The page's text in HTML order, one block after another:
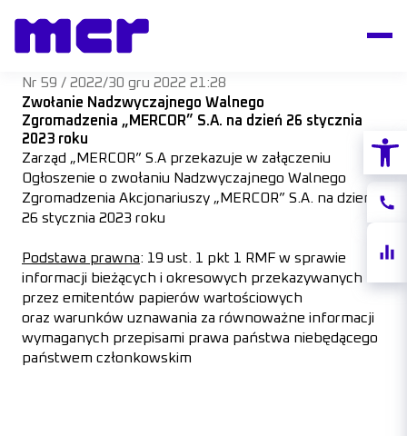
akcji
Nr 59 / 2022/30 gru 2022 21:28
Zwołanie Nadzwyczajnego Walnego
Zgromadzenia „MERCOR” S.A. na dzień 26 stycznia
2023 roku
Zarząd „MERCOR” S.A przekazuje w załączeniu
Ogłoszenie o zwołaniu Nadzwyczajnego Walnego
Zgromadzenia Akcjonariuszy „MERCOR” S.A. na dzień
26 stycznia 2023 roku
Podstawa prawna: 19 ust. 1 pkt 1 RMF w sprawie
informacji bieżących i okresowych przekazywanych
przez emitentów papierów wartościowych
oraz warunków uznawania za równoważne informacji
wymaganych przepisami prawa państwa niebędącego
państwem członkowskim